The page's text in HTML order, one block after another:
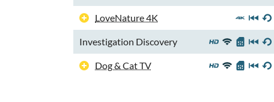
LoveNature 4K
Investigation Discovery
Dog & Cat TV